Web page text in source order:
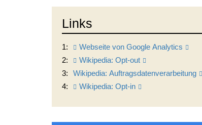
Links
1:
Webseite von Google Analytics
2:
Wikipedia: Opt-out
3:
Wikipedia: Auftragsdatenverarbeitung
4:
Wikipedia: Opt-in